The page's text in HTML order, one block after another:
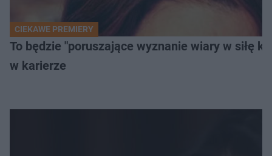
CIEKAWE PREMIERY
To będzie "poruszające wyznanie wiary w siłę
w karierze